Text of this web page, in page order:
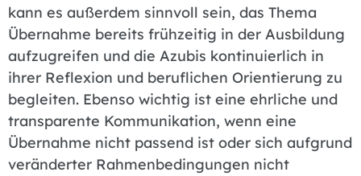
kann es außerdem sinnvoll sein, das Thema
Übernahme bereits frühzeitig in der Ausbildung
aufzugreifen und die Azubis kontinuierlich in
ihrer Reflexion und beruflichen Orientierung zu
begleiten. Ebenso wichtig ist eine ehrliche und
transparente Kommunikation, wenn eine
Übernahme nicht passend ist oder sich aufgrund
veränderter Rahmenbedingungen nicht